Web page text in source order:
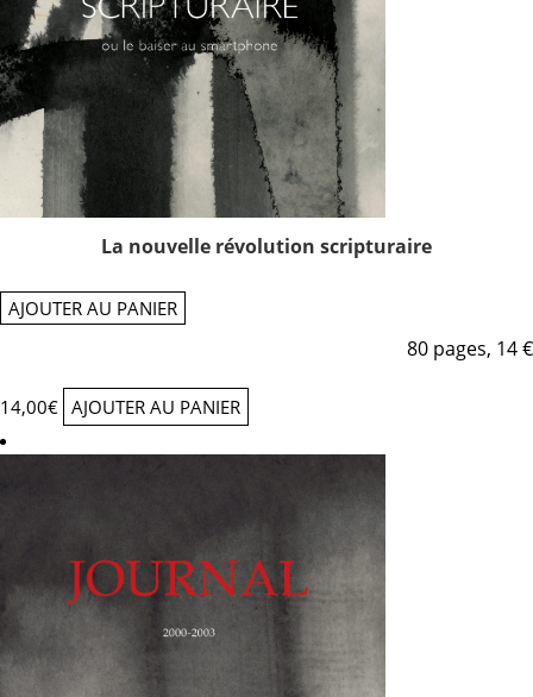
La nouvelle révolution scripturaire
AJOUTER AU PANIER
80 pages, 14 €
14,00€ AJOUTER AU PANIER